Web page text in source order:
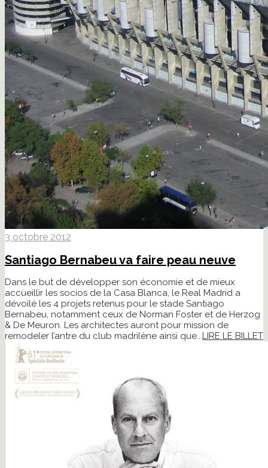
3 octobre 2012
Santiago Bernabeu va faire peau neuve
Dans le but de développer son économie et de mieux
accueillir les socios de la Casa Blanca, le Real Madrid a
dévoilé les 4 projets retenus pour le stade Santiago
Bernabeu, notamment ceux de Norman Foster et de Herzog
& De Meuron. Les architectes auront pour mission de
remodeler l’antre du club madrilène ainsi que...LIRE LE BILLET